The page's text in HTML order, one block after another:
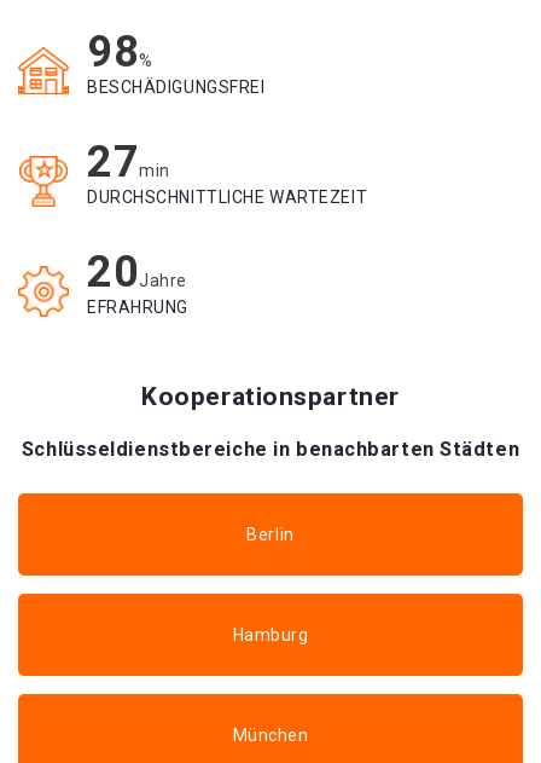
98%
BESCHÄDIGUNGSFREI
27min
DURCHSCHNITTLICHE WARTEZEIT
20Jahre
EFRAHRUNG
Kooperationspartner
Schlüsseldienstbereiche in benachbarten Städten
Berlin
Hamburg
München